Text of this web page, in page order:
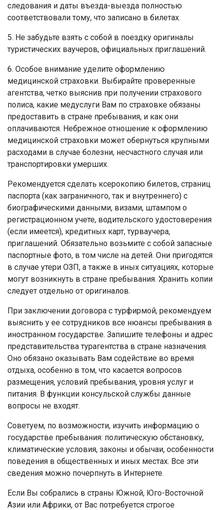
следования и даты въезда-выезда полностью
соответствовали тому, что записано в билетах.
5. Не забудьте взять с собой в поездку оригиналы
туристических ваучеров, официальных приглашений.
6. Особое внимание уделите оформлению
медицинской страховки. Выбирайте проверенные
агентства, четко выяснив при получении страхового
полиса, какие медуслуги Вам по страховке обязаны
предоставить в стране пребывания, и как они
оплачиваются. Небрежное отношение к оформлению
медицинской страховки может обернуться крупными
расходами в случае болезни, несчастного случая или
транспортировки умерших.
Рекомендуется сделать ксерокопию билетов, страниц
паспорта (как заграничного, так и внутреннего) с
биографическими данными, визами, штампом о
регистрационном учете, водительского удостоверения
(если имеется), кредитных карт, турваучера,
приглашений. Обязательно возьмите с собой запасные
паспортные фото, в том числе на детей. Они пригодятся
в случае утери ОЗП, а также в иных ситуациях, которые
могут возникнуть в стране пребывания. Хранить копии
следует отдельно от оригиналов.
При заключении договора с турфирмой, рекомендуем
выяснить у ее сотрудников все нюансы пребывания в
иностранном государстве. Запишите телефоны и адрес
представительства турагентства в стране назначения.
Оно обязано оказывать Вам содействие во время
отдыха, особенно в том, что касается вопросов
размещения, условий пребывания, уровня услуг и
питания. В функции консульской службы данные
вопросы не входят.
Советуем, по возможности, изучить информацию о
государстве пребывания: политическую обстановку,
климатические условия, законы и обычаи, особенности
поведения в общественных и иных местах. Все эти
сведения можно почерпнуть в Интернете.
Если Вы собрались в страны Южной, Юго-Восточной
Азии или Африки, от Вас потребуется строгое